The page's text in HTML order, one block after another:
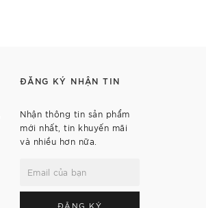
ĐĂNG KÝ NHẬN TIN
Nhận thông tin sản phẩm
mới nhất, tin khuyến mãi
và nhiều hơn nữa.
ĐĂNG KÝ